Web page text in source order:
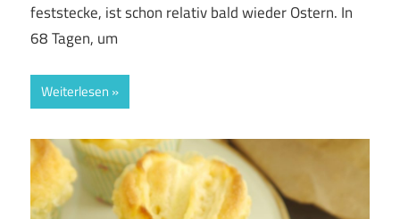
feststecke, ist schon relativ bald wieder Ostern. In
68 Tagen, um
Weiterlesen